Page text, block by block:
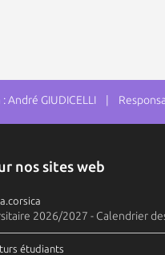
GIUDICELLI |
nos sites web
2026/2027 - Calendrier
étudiants